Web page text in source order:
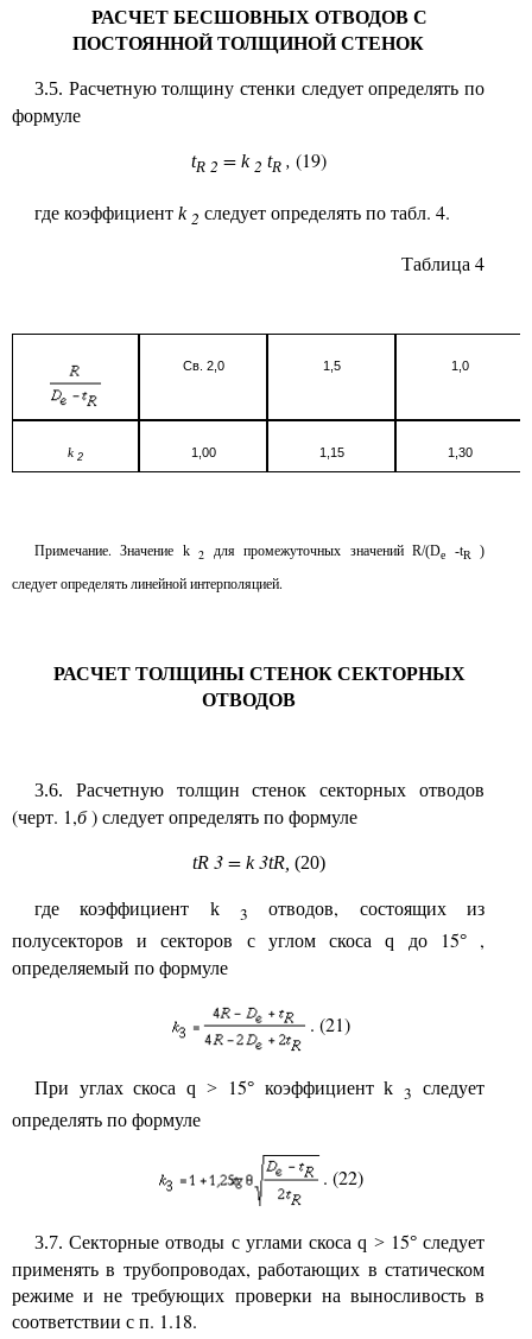
РАСЧЕТ БЕСШОВНЫХ ОТВОДОВ С
ПОСТОЯННОЙ ТОЛЩИНОЙ СТЕНОК
3.5. Расчетную толщину стенки следует определять по
формуле
tR 2 =k 2 tR , (19)
где коэффициент k 2 следует определять по табл. 4.
Таблица 4
Св. 2,0 1,5 1,0
k 2 1,00 1,15 1,30
Примечание. Значение k 2 для промежуточных значенийR/(De -tR )
следует определять линейной интерполяцией.
РАСЧЕТ ТОЛЩИНЫ СТЕНОК СЕКТОРНЫХ
ОТВОДОВ
3.6. Расчетную толщин стенок секторных отводов
(черт. 1,б) следует определять по формуле
tR 3 =k 3tR, (20)
где коэффициент k 3
отводов, состоящих из
полусекторов и секторов с углом скосаq до 15°,
определяемый по формуле
. (21)
При углах скосаq > 15°коэффициентk 3 следует
определять по формуле
. (22)
3.7.Секторные отводы с углами скосаq >15°следует
применять в трубопроводах, работающих в статическом
режиме и не требующих проверки на выносливость в
соответствии с п. 1.18.